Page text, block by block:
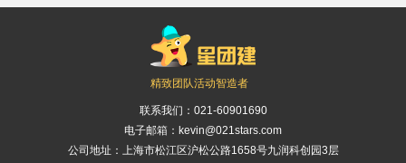
精致团队活动智造者
联系我们： 021-60901690
电子邮箱：kevin@021stars.com
公司地址：上海市松江区沪松公路1658号九润科创园3层